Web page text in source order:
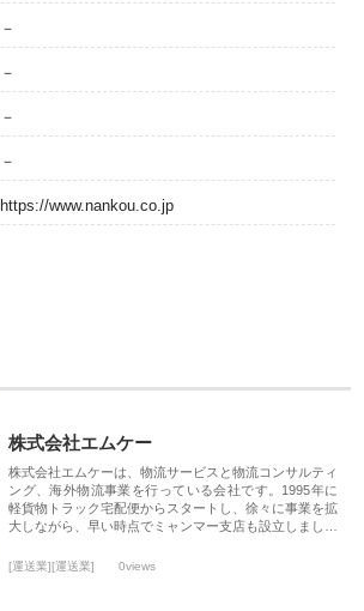
－
－
－
－
https://www.nankou.co.jp
株式会社エムケー
株式会社エムケーは、物流サービスと物流コンサルティ
ング、海外物流事業を行っている会社です。1995年に
軽貨物トラック宅配便からスタートし、徐々に事業を拡
大しながら、早い時点でミャンマー支店も設立しまし…
[運送業][運送業] 0views